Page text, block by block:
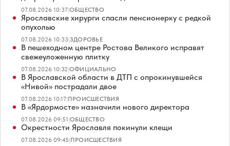
07.08.2026 10:37|ОБЩЕСТВО
Ярославские хирурги спасли пенсионерку с редкой
опухолью
07.08.2026 10:33|ЗДОРОВЬЕ
В пешеходном центре Ростова Великого исправят
свежеуложенную плитку
07.08.2026 10:32|ОФИЦИАЛЬНО
В Ярославской области в ДТП с опрокинувшейся
«Нивой» пострадали двое
07.08.2026 10:17|ПРОИСШЕСТВИЯ
В «Ярдормосте» назначили нового директора
07.08.2026 09:51|ОБЩЕСТВО
Окрестности Ярославля покинули клещи
07.08.2026 09:45|ПРОИСШЕСТВИЯ